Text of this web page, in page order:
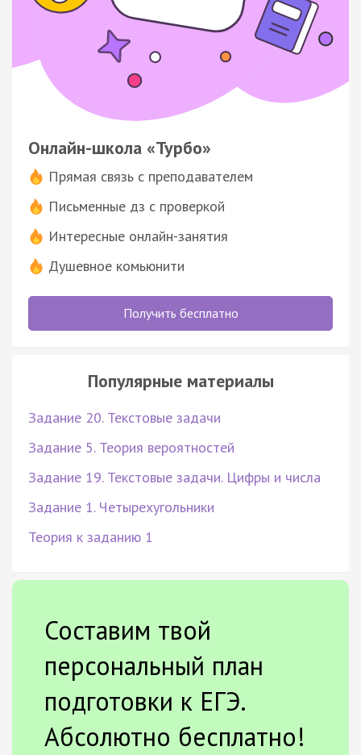
Онлайн-школа «Турбо»
Прямая связь с преподавателем
Письменные дз с проверкой
Интересные онлайн-занятия
Душевное комьюнити
Получить бесплатно
Популярные материалы
Задание 20. Текстовые задачи
Задание 5. Теория вероятностей
Задание 19. Текстовые задачи. Цифры и числа
Задание 1. Четырехугольники
Теория к заданию 1
Составим твой
персональный план
подготовки к ЕГЭ.
Абсолютно бесплатно!